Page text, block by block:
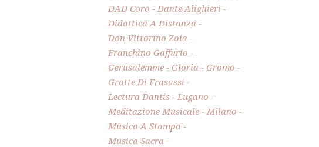
DAD Coro
Dante Alighieri
Didattica A Distanza
Don Vittorino Zoia
Franchino Gaffurio
Gerusalemme
Gloria
Gromo
Grotte Di Frasassi
Lectura Dantis
Lugano
Meditazione Musicale
Milano
Musica A Stampa
Musica Sacra